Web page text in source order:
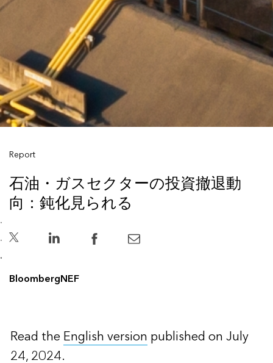
Report
石油・ガスセクターの投資撤退動
向：鈍化見られる
BloombergNEF
Read the English version published on July
24, 2024.